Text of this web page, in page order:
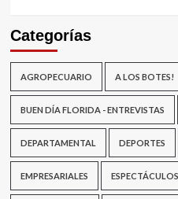
Categorías
AGROPECUARIO A LOS BOTES!
BUEN DÍA FLORIDA - ENTREVISTAS
DEPARTAMENTAL DEPORTES
EMPRESARIALES ESPECTÁCULOS